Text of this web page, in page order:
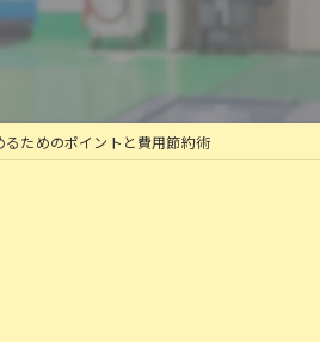
るためのポイントと費用節約術